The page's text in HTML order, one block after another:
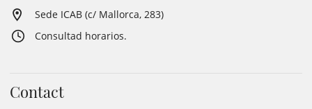
Sede ICAB (c/ Mallorca, 283)
Consultad horarios.
Contact